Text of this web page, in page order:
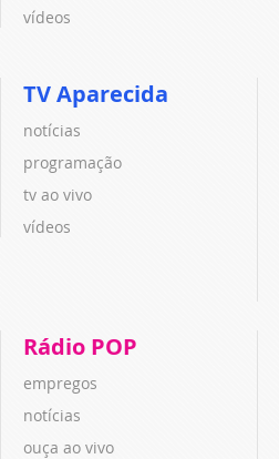
vídeos
TV Aparecida
notícias
programação
tv ao vivo
vídeos
Rádio POP
empregos
notícias
ouça ao vivo